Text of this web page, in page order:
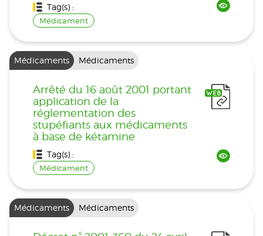
Tag(s) :
Médicament
Médicaments Médicaments
Arrêté du 16 août 2001 portant
application de la
réglementation des
stupéfiants aux médicaments
à base de kétamine
Tag(s) :
Médicament
Médicaments Médicaments